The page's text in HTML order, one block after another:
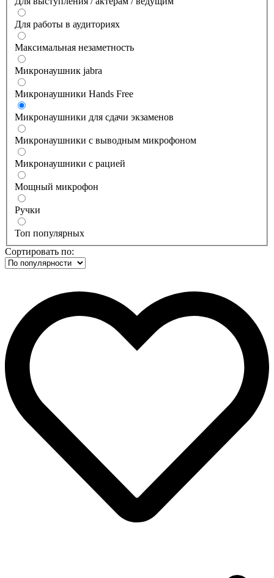
Для работы в аудиториях
Максимальная незаметность
Микронаушник jabra
Микронаушники Hands Free
Микронаушники для сдачи экзаменов
Микронаушники с выводным микрофоном
Микронаушники с рацией
Мощный микрофон
Ручки
Топ популярных
Сортировать по: